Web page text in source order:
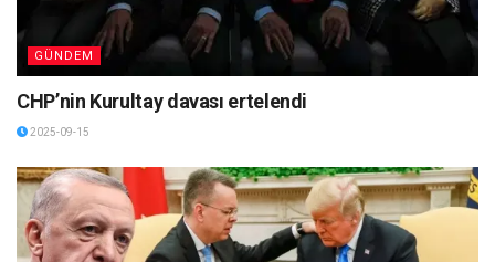
GÜNDEM
CHP’nin Kurultay davası ertelendi
2025-09-15